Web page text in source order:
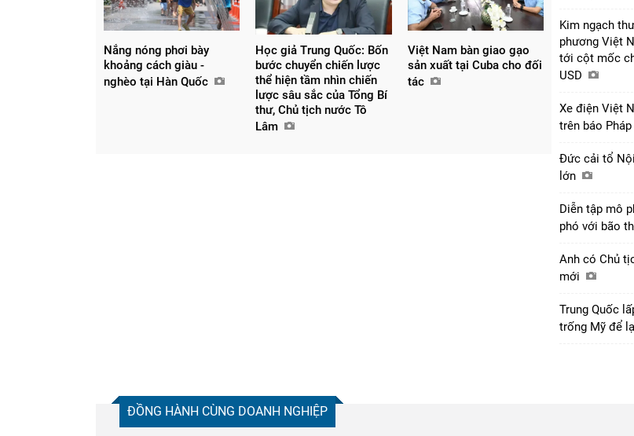
Nắng nóng phơi bày
khoảng cách giàu -
nghèo tại Hàn Quốc
Học giả Trung Quốc: Bốn
bước chuyển chiến lược
thể hiện tầm nhìn chiến
lược sâu sắc của Tổng Bí
thư, Chủ tịch nước Tô
Lâm
Việt Nam bàn giao gạo
sản xuất tại Cuba cho đối
tác
Kim ngạch
phương Việt
tới cột mốc
USD
Xe điện Việt
trên báo Pháp
Đức cải tổ
lớn
Diễn tập mô
phó với bão
Anh có Chủ
mới
Trung Quốc
trống Mỹ để
ĐỒNG HÀNH CÙNG DOANH NGHIỆP